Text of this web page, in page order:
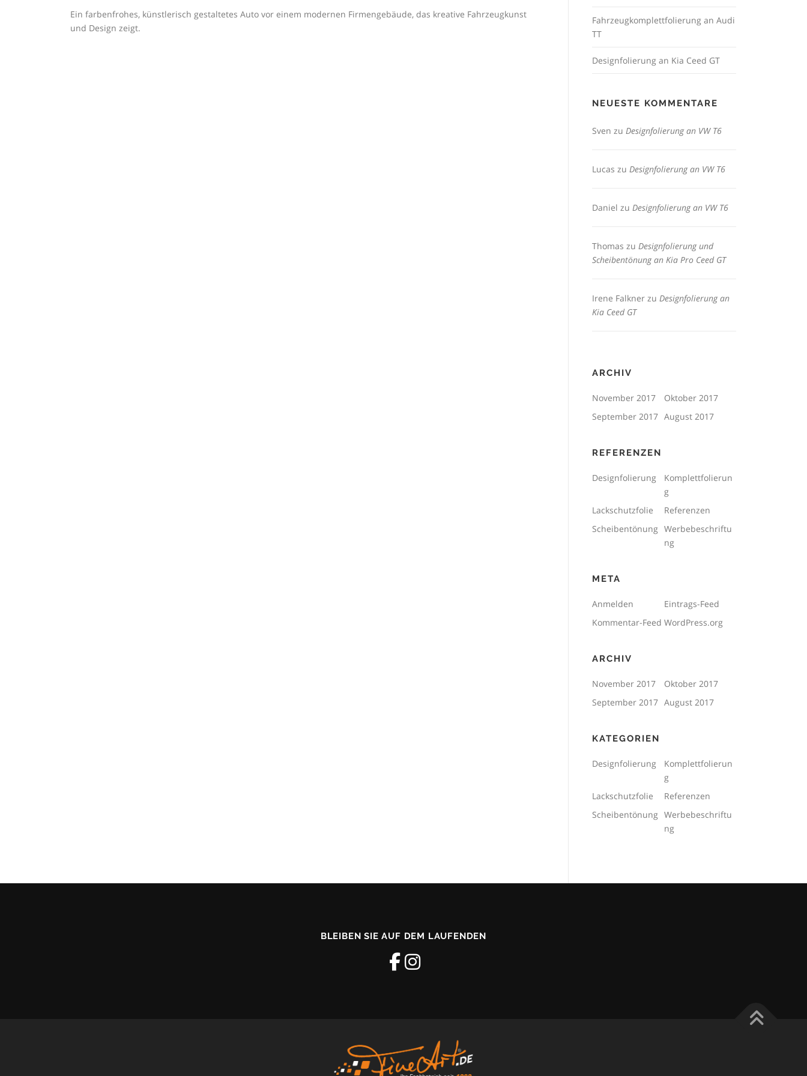
Ein farbenfrohes, künstlerisch gestaltetes Auto vor einem modernen Firmengebäude, das kreative Fahrzeugkunst
und Design zeigt.
Fahrzeugkomplettfolierung an Audi
TT
Designfolierung an Kia Ceed GT
NEUESTE KOMMENTARE
Sven zu Designfolierung an VW T6
Lucas zu Designfolierung an VW T6
Daniel zu Designfolierung an VW T6
Thomas zu Designfolierung und
Scheibentönung an Kia Pro Ceed GT
Irene Falkner zu Designfolierung an
Kia Ceed GT
ARCHIV
November 2017
Oktober 2017
September 2017 August 2017
REFERENZEN
Designfolierung
Komplettfolierun
g
Lackschutzfolie
Referenzen
Scheibentönung Werbebeschriftu
ng
META
Anmelden
Eintrags-Feed
Kommentar-Feed WordPress.org
ARCHIV
November 2017
Oktober 2017
September 2017 August 2017
KATEGORIEN
Designfolierung
Komplettfolierun
g
Lackschutzfolie
Referenzen
Scheibentönung Werbebeschriftu
ng
BLEIBEN SIE AUF DEM LAUFENDEN